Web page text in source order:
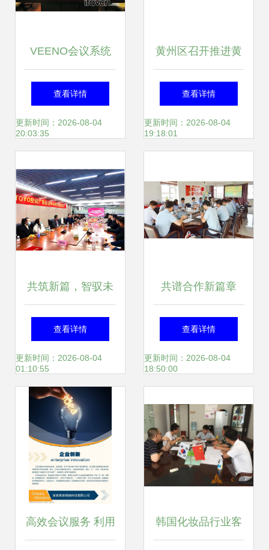
VEENO会议系统
赋能抚顺友谊宾
馆，重塑会议服务
查看详情
更新时间：2026-08-04
20:03:35
黄州区召开推进黄
州品牌建设指挥部
第一次全体会议
查看详情
更新时间：2026-08-04
19:18:01
共筑新篇，智驭未
来——热烈祝贺
TOYO东洋空调广
东运营中心成立暨
会议服务圆满成功
查看详情
更新时间：2026-08-04
01:10:55
共谱合作新篇章
——丹东百特2023
年全球代理商大会
查看详情
更新时间：2026-08-04
18:50:00
高效会议服务 利用 韩国化妆品行业客